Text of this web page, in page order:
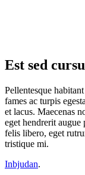
Est sed
Pellentesque
fames ac turpis
et lacus. Maecenas
eget hendrerit
felis libero, eget
tristique mi.
Inbjudan.